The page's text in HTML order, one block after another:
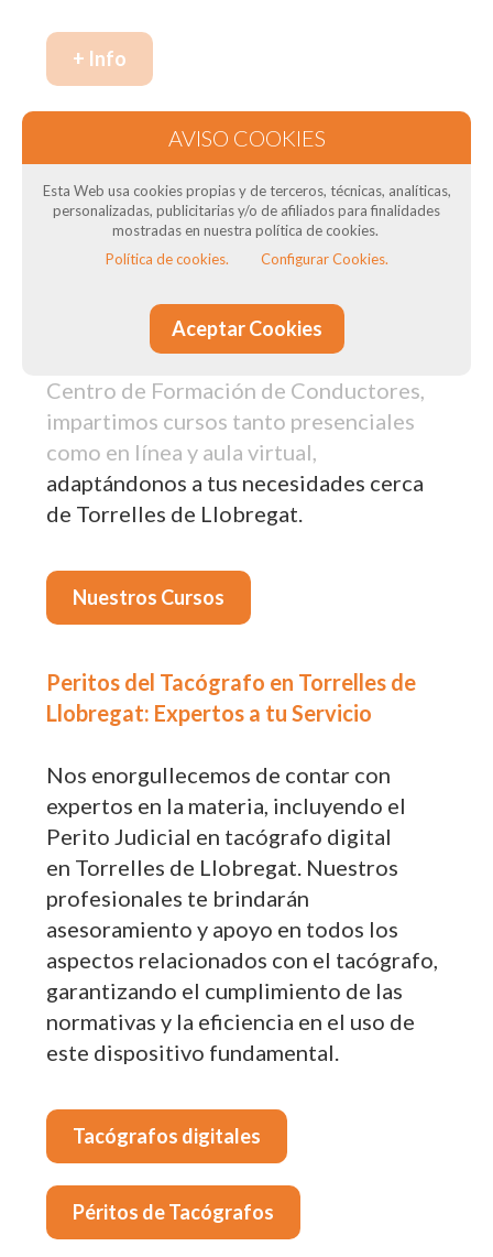
+ Info
Nuestros cursos de formación
transportistas
¿Necesitas el Curso CAP para tus
conductores? ¿Necesitas curso de ADR
? ¿Quieres obtener el título del
transportista? En DTSconsulting, como
Centro de Formación de Conductores,
impartimos cursos tanto presenciales
como en línea y aula virtual,
adaptándonos a tus necesidades cerca
de Torrelles de Llobregat.
Nuestros Cursos
Peritos del Tacógrafo en Torrelles de
Llobregat: Expertos a tu Servicio
Nos enorgullecemos de contar con
expertos en la materia, incluyendo el
Perito Judicial en tacógrafo digital
en Torrelles de Llobregat. Nuestros
profesionales te brindarán
asesoramiento y apoyo en todos los
aspectos relacionados con el tacógrafo,
garantizando el cumplimiento de las
normativas y la eficiencia en el uso de
este dispositivo fundamental.
Tacógrafos digitales
Péritos de Tacógrafos
Esta Web usa cookies propias y de terceros, técnicas, analíticas,
personalizadas, publicitarias y/o de afiliados para finalidades
mostradas en nuestra política de cookies.
Política de cookies.
Configurar Cookies.
Aceptar Cookies